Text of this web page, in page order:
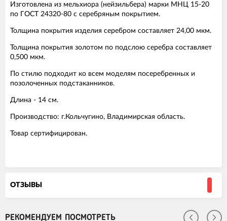
Изготовлена из мельхиора (нейзильбера) марки МНЦ 15-20
по ГОСТ 24320-80 с серебряным покрытием.
Толщина покрытия изделия серебром составляет 24,00 мкм.
Толщина покрытия золотом по подслою серебра составляет
0,500 мкм.
По стилю подходит ко всем моделям посеребренных и
позолоченных подстаканников.
Длина - 14 см.
Производство: г.Кольчугино, Владимирская область.
Товар сертифицирован.
ОТЗЫВЫ
РЕКОМЕНДУЕМ ПОСМОТРЕТЬ